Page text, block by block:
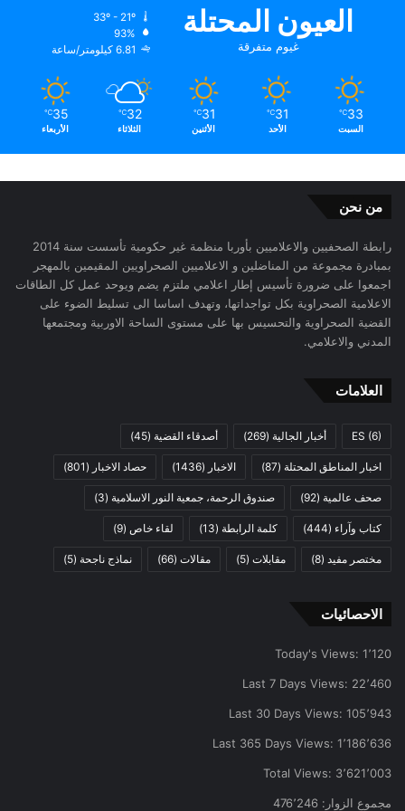
السلطة السياسية لتغيير النظام السياسي والإجتماعي
والاقتصادى القائم وتبديله بآخر يخدم مصالح و توجهات بلدان
وانظمة معادية.
يتبع …….
العيون المحتلة
غيوم متفرقة
93%
6.81 كيلومتر/ساعة
33
℃
السبت
31
℃
الأحد
31
℃
الأثنين
32
℃
الثلاثاء
35
℃
الأربعاء
من نحن
رابطة الصحفيين والاعلاميين بأوربا منظمة غير حكومية تأسست سنة 2014
بمبادرة مجموعة من المناضلين و الاعلاميين الصحراويين المقيمين بالمهجر
اجمعوا على ضرورة تأسيس إطار اعلامي ملتزم يضم ويوحد عمل كل الطاقات
الاعلامية الصحراوية بكل تواجداتها، وتهدف اساسا الى تسليط الضوء على
القضية الصحراوية والتحسيس بها على مستوى الساحة الاوربية ومجتمعها
المدني والاعلامي.
العلامات
ES (6) أخبار الجالية (269) أصدقاء القضية (45)
اخبار المناطق المحتلة (87) الاخبار (1436) حصاد الاخبار (801)
صحف عالمية (92) صندوق الرحمة، جمعية النور الاسلامية (3)
كتاب وآراء (444) كلمة الرابطة (13) لقاء خاص (9)
مختصر مفيد (8) مقابلات (5) مقالات (66) نماذج ناجحة (5)
الاحصائيات
Today's Views: 1٬120
Last 7 Days Views: 22٬460
Last 30 Days Views: 105٬943
Last 365 Days Views: 1٬186٬636
Total Views: 3٬621٬003
مجموع الزوار: 476٬246